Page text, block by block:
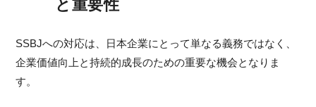
と重要性
SSBJへの対応は、日本企業にとって単なる義務ではなく、
企業価値向上と持続的成長のための重要な機会となりま
す。